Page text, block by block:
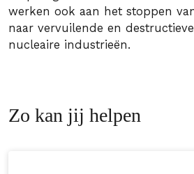
werken ook aan het stoppen
naar vervuilende en
nucleaire industrieën.
Zo kan jij helpen